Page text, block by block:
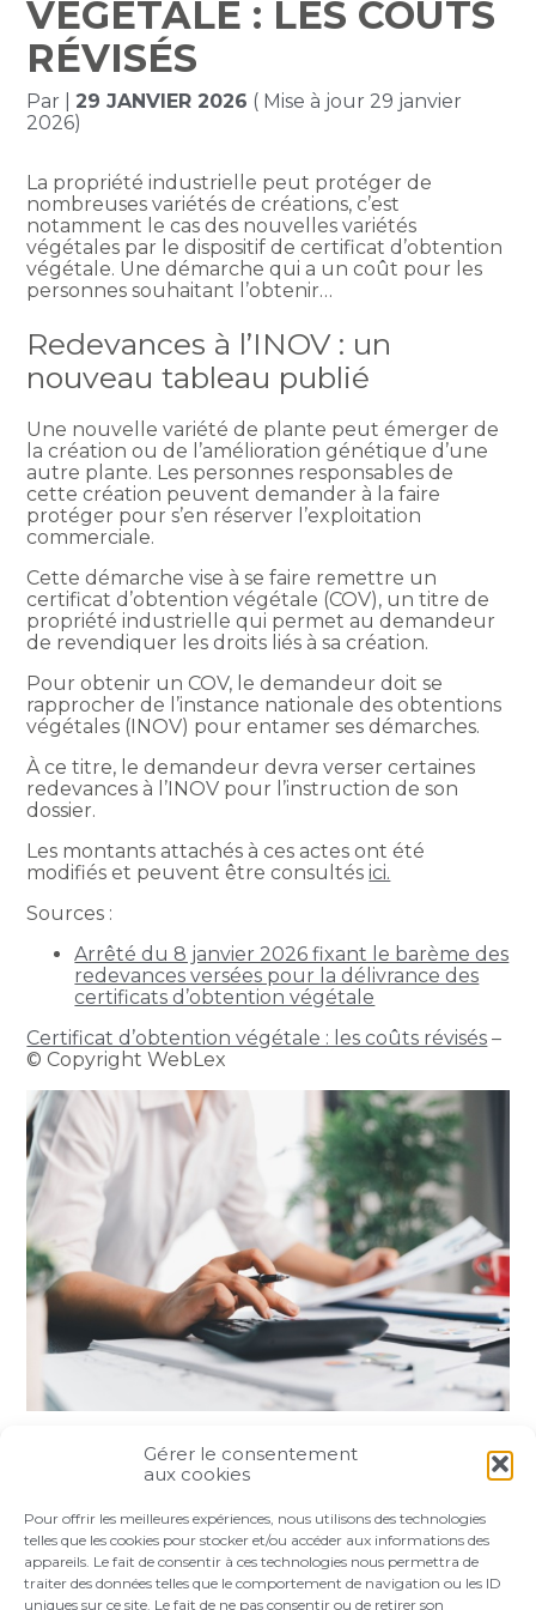
Gérer le consentement
aux cookies
Pour offrir les meilleures expériences, nous utilisons des technologies
telles que les cookies pour stocker et/ou accéder aux informations des
appareils. Le fait de consentir à ces technologies nous permettra de
traiter des données telles que le comportement de navigation ou les ID
uniques sur ce site. Le fait de ne pas consentir ou de retirer son
VÉGÉTALE : LES COÛTS
RÉVISÉS
Par |29 JANVIER 2026 ( Mise à jour 29 janvier
2026)
La propriété industrielle peut protéger de
nombreuses variétés de créations, c’est
notamment le cas des nouvelles variétés
végétales par le dispositif de certificat d’obtention
végétale. Une démarche qui a un coût pour les
personnes souhaitant l’obtenir…
Redevances à l’INOV : un
nouveau tableau publié
Une nouvelle variété de plante peut émerger de
la création ou de l’amélioration génétique d’une
autre plante. Les personnes responsables de
cette création peuvent demander à la faire
protéger pour s’en réserver l’exploitation
commerciale.
Cette démarche vise à se faire remettre un
certificat d’obtention végétale (COV), un titre de
propriété industrielle qui permet au demandeur
de revendiquer les droits liés à sa création.
Pour obtenir un COV, le demandeur doit se
rapprocher de l’instance nationale des obtentions
végétales (INOV) pour entamer ses démarches.
À ce titre, le demandeur devra verser certaines
redevances à l’INOV pour l’instruction de son
dossier.
Les montants attachés à ces actes ont été
modifiés et peuvent être consultésici.
Sources :
Arrêté du 8 janvier 2026 fixant le barème des
redevances versées pour la délivrance des
certificats d’obtention végétale
Certificat d’obtention végétale : les coûts révisés –
© Copyright WebLex
FaceBook
TwitterLinkedIn